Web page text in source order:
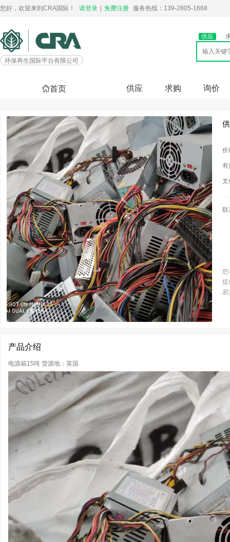
您好，欢迎来到CRA国际！ 请登录 免费注册 服务热线：139-2805-1668
环保再生国际平台有限公司
供应
首页 供应 求购 询价
价
有
支
联
您
提
易
产品介绍
电源箱15吨 货源地：英国